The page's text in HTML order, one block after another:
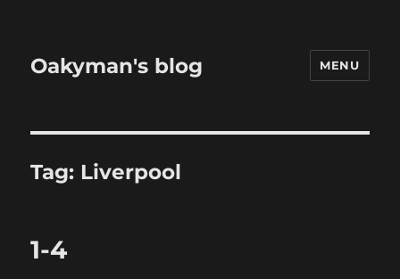
Oakyman's blog MENU
Tag: Liverpool
1-4